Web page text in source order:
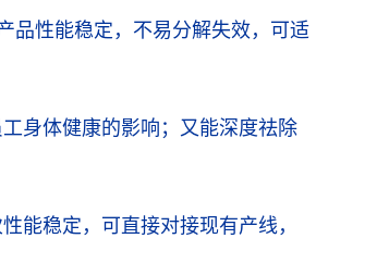
品性能稳定，不易分解失效，可适
身体健康的影响；又能深度祛除
能稳定，可直接对接现有产线，